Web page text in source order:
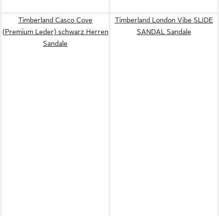
Timberland Casco Cove
(Premium Leder) schwarz Herren
Sandale
Timberland London Vibe SLIDE
SANDAL Sandale